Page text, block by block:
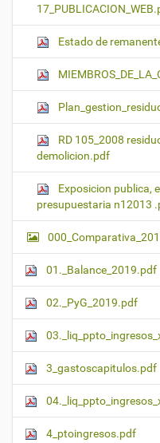
Estado de
RD 105_2008
demolicion.pdf
Exposicion publica,
presupuestaria n12013
01._Balance_2019.pdf
02._PyG_2019.pdf
3_gastoscapitulos.pdf
4_ptoingresos.pdf